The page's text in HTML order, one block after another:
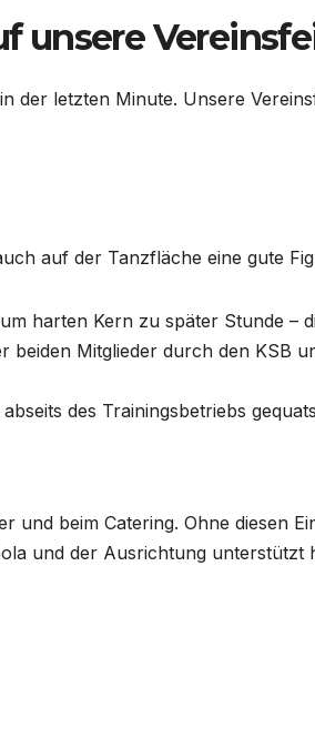
unsere
der letzten Minute. Unsere
auf der Tanzfläche eine gute
harten Kern zu später Stunde –
Mitglieder durch den KSB
des Trainingsbetriebs
und beim Catering. Ohne diesen
und der Ausrichtung unterstützt